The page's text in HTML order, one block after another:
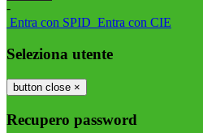
-
Entra con SPID Entra con CIE
Seleziona utente
button close ×
Recupero password